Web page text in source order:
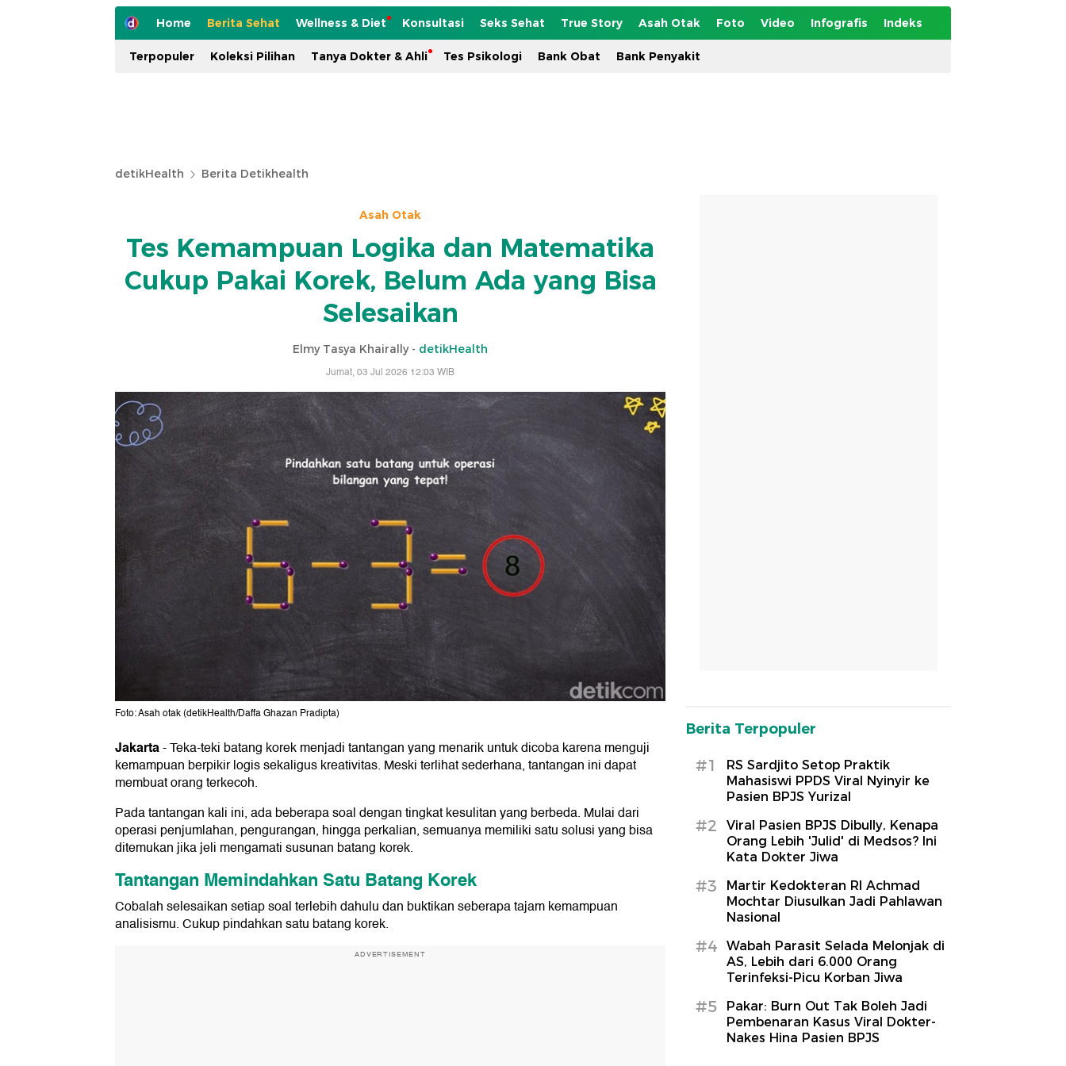
Home Berita Sehat Wellness & Diet Konsultasi Seks Sehat True Story Asah Otak Foto Video Infografis Indeks
Terpopuler Koleksi Pilihan Tanya Dokter & Ahli Tes Psikologi Bank Obat Bank Penyakit
detikHealth Berita Detikhealth
Asah Otak
Tes Kemampuan Logika dan Matematika
Cukup Pakai Korek, Belum Ada yang Bisa
Selesaikan
Elmy Tasya Khairally - detikHealth
Jumat, 03 Jul 2026 12:03 WIB
Foto: Asah otak (detikHealth/Daffa Ghazan Pradipta)
Jakarta-Teka-teki batang korek menjadi tantangan yang menarik untuk dicoba karena menguji
kemampuan berpikir logis sekaligus kreativitas. Meski terlihat sederhana, tantangan ini dapat
membuat orang terkecoh.
Pada tantangan kali ini, ada beberapa soal dengan tingkat kesulitan yang berbeda. Mulai dari
operasi penjumlahan, pengurangan, hingga perkalian, semuanya memiliki satu solusi yang bisa
ditemukan jika jeli mengamati susunan batang korek.
Tantangan Memindahkan Satu Batang Korek
Cobalah selesaikan setiap soal terlebih dahulu dan buktikan seberapa tajam kemampuan
analisismu. Cukup pindahkan satu batang korek.
ADVERTISEMENT
Berita Terpopuler
#1
RS Sardjito Setop Praktik
Mahasiswi PPDS Viral Nyinyir ke
Pasien BPJS Yurizal
#2
Viral Pasien BPJS Dibully, Kenapa
Orang Lebih 'Julid' di Medsos? Ini
Kata Dokter Jiwa
#3
Martir Kedokteran RI Achmad
Mochtar Diusulkan Jadi Pahlawan
Nasional
#4
Wabah Parasit Selada Melonjak di
AS, Lebih dari 6.000 Orang
Terinfeksi-Picu Korban Jiwa
#5
Pakar: Burn Out Tak Boleh Jadi
Pembenaran Kasus Viral Dokter-
Nakes Hina Pasien BPJS